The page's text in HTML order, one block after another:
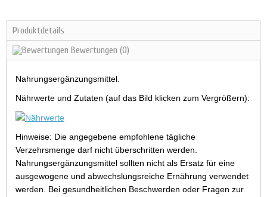
Produktdetails
Bewertungen (0)
Nahrungsergänzungsmittel.
Nährwerte und Zutaten (auf das Bild klicken zum Vergrößern):
Hinweise: Die angegebene empfohlene tägliche
Verzehrsmenge darf nicht überschritten werden.
Nahrungsergänzungsmittel sollten nicht als Ersatz für eine
ausgewogene und abwechslungsreiche Ernährung verwendet
werden. Bei gesundheitlichen Beschwerden oder Fragen zur